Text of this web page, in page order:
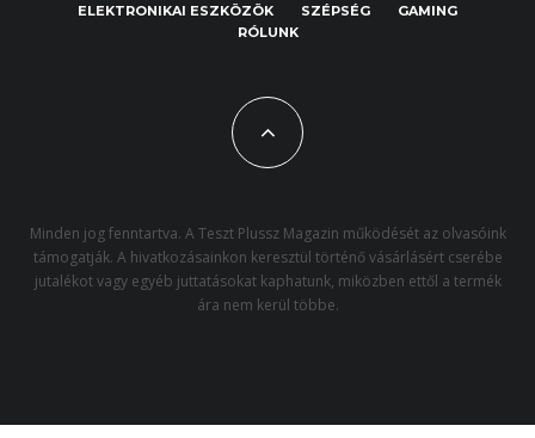
ELEKTRONIKAI ESZKÖZÖK
SZÉPSÉG
GAMING
RÓLUNK
Minden jog fenntartva. A Teszt Plussz Magazin működését az olvasóink
támogatják. A hivatkozásainkon keresztül történő vásárlásért cserébe
jutalékot vagy egyéb juttatásokat kaphatunk, miközben ettől a termék
ára nem kerül többe.